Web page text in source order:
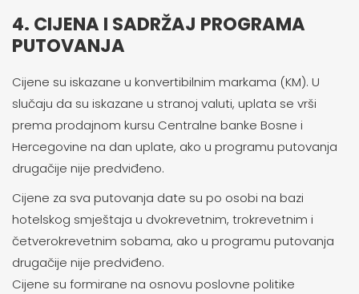
4. CIJENA I SADRŽAJ PROGRAMA
PUTOVANJA
Cijene su iskazane u konvertibilnim markama (KM). U
slučaju da su iskazane u stranoj valuti, uplata se vrši
prema prodajnom kursu Centralne banke Bosne i
Hercegovine na dan uplate, ako u programu putovanja
drugačije nije predviđeno.
Cijene za sva putovanja date su po osobi na bazi
hotelskog smještaja u dvokrevetnim, trokrevetnim i
četverokrevetnim sobama, ako u programu putovanja
drugačije nije predviđeno.
Cijene su formirane na osnovu poslovne politike